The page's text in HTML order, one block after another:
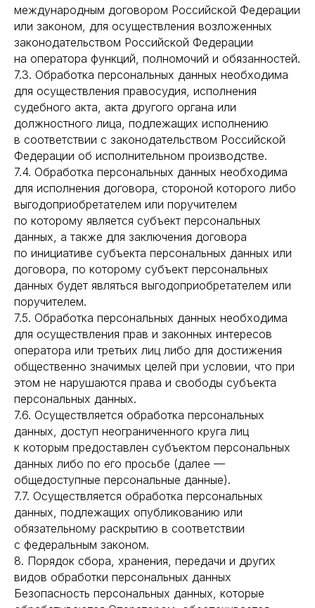
международным договором Российской Федерации
или законом, для осуществления возложенных
законодательством Российской Федерации
на оператора функций, полномочий и обязанностей.
7.3. Обработка персональных данных необходима
для осуществления правосудия, исполнения
судебного акта, акта другого органа или
должностного лица, подлежащих исполнению
в соответствии с законодательством Российской
Федерации об исполнительном производстве.
7.4. Обработка персональных данных необходима
для исполнения договора, стороной которого либо
выгодоприобретателем или поручителем
по которому является субъект персональных
данных, а также для заключения договора
по инициативе субъекта персональных данных или
договора, по которому субъект персональных
данных будет являться выгодоприобретателем или
поручителем.
7.5. Обработка персональных данных необходима
для осуществления прав и законных интересов
оператора или третьих лиц либо для достижения
общественно значимых целей при условии, что при
этом не нарушаются права и свободы субъекта
персональных данных.
7.6. Осуществляется обработка персональных
данных, доступ неограниченного круга лиц
к которым предоставлен субъектом персональных
данных либо по его просьбе (далее —
общедоступные персональные данные).
7.7. Осуществляется обработка персональных
данных, подлежащих опубликованию или
обязательному раскрытию в соответствии
с федеральным законом.
8. Порядок сбора, хранения, передачи и других
видов обработки персональных данных
Безопасность персональных данных, которые